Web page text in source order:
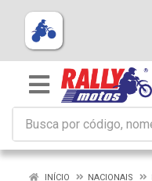
INÍCIO NACIONAIS